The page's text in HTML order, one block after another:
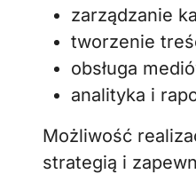
zarządzanie
tworzenie
obsługa
analityka i
Możliwość
strategią i